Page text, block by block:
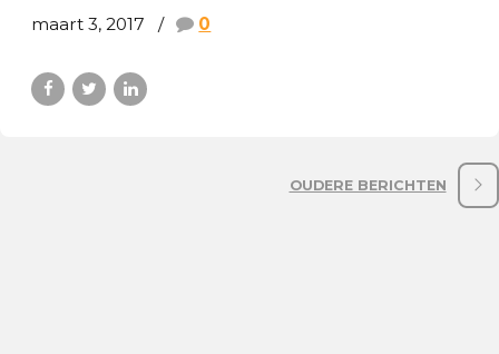
maart 3, 2017 0
OUDERE BERICHTEN